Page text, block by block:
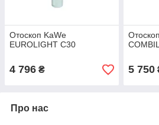
Отоскоп KaWe
EUROLIGHT C30
4 796 ₴ 5 750
Про нас